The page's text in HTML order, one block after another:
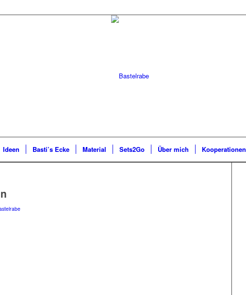
Ideen Basti’s Ecke Material Sets2Go Über mich Kooperationen